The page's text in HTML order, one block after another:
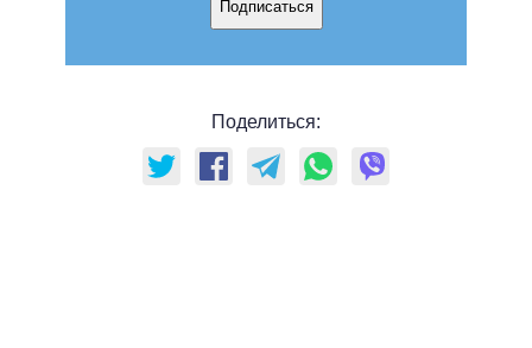
Подписаться
Поделиться: